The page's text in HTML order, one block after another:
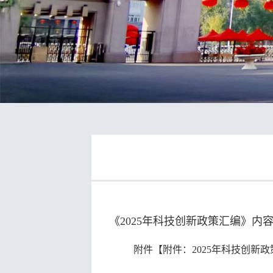
《2025年科技创新政策汇编》内
附件【 附件：2025年科技创新政